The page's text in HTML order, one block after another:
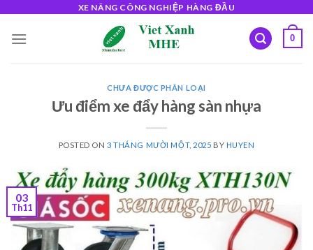
content
XE NÂNG CÔNG NGHIỆP HÀNG ĐẦU
0
CHƯA ĐƯỢC PHÂN LOẠI
Ưu điểm xe đẩy hàng sàn nhựa
POSTED ON3 THÁNG MƯỜI MỘT, 2025 BY HUYEN
03
Th11